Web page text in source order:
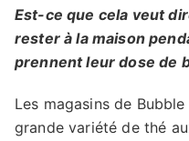
Est-ce que cela veut
rester à la maison
prennent leur dose de
Les magasins de
grande variété de thé